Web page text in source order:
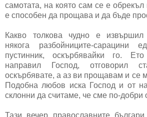
самотата, на която сам се е обрекъл
е способен да прощава и да бъде
Какво толкова чудно е извършил
някога разбойниците-сарацини
пустинник, оскърбявайки го.
направил Господ, отговорил
оскърбявате, а аз ви прощавам и се
Подобна любов иска Господ и от
склонни да считаме, че сме по-добри
Тази вечер православните